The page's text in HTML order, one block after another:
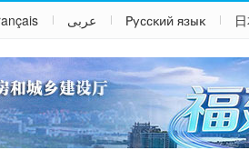
عربى Русский язык